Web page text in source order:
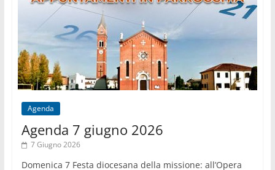
Agenda
Agenda 7 giugno 2026
7 Giugno 2026
Domenica 7 Festa diocesana della missione: all’Opera